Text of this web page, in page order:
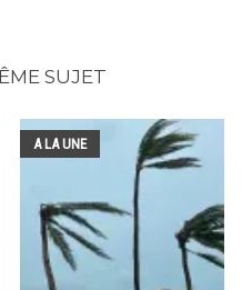
SUJET
A LA UNE